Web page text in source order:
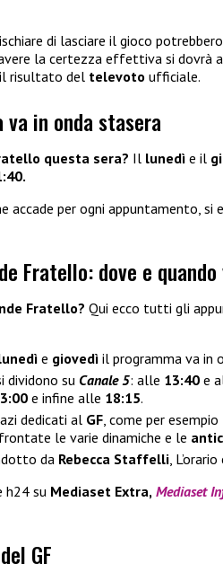
di lasciare il gioco
la certezza effettiva si dovrà
risultato del televoto ufficiale.
va in onda stasera
questa sera? Il lunedì e il
accade per ogni appuntamento, si
Fratello: dove e
Fratello? Qui ecco tutti gli
e giovedì il programma va in
dividono su Canale 5: alle 13:40 e
e infine alle 18:15.
dedicati al GF , come per esempio
le varie dinamiche e le
da Rebecca Staffelli ,
h24 su Mediaset Extra, Mediaset
GF